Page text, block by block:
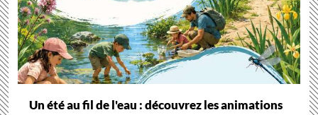
Un été au fil de l'eau : découvrez les animations